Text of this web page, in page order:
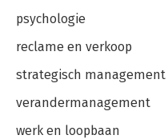
psychologie
reclame en verkoop
strategisch management
verandermanagement
werk en loopbaan